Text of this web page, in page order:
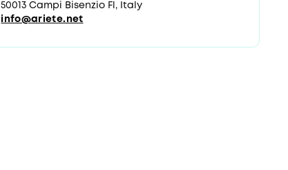
50013 Campi Bisenzio Fl, Italy
info@ariete.net